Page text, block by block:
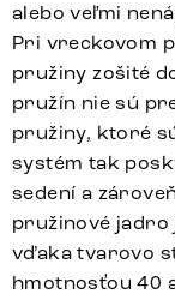
alebo veľmi
Pri vreckovom
pružiny zošité
pružín nie sú
pružiny, ktoré
systém tak
sedení a
pružinové jadro
vďaka tvarovo
hmotnosťou 40